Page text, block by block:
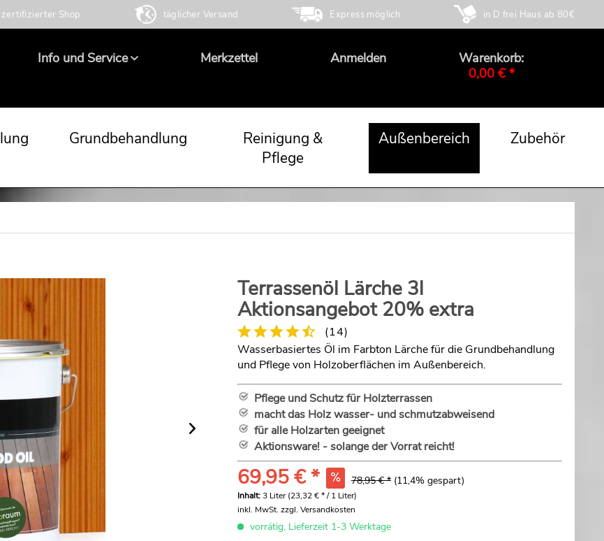
zertifizierter Shop täglicher Versand Express möglich in D frei Haus ab 80€
Info und Service Merkzettel Anmelden
Warenkorb:
0,00 € *
Grundbehandlung
Reinigung &
Pflege
Außenbereich Zubehör
Terrassenöl Lärche 3l
Aktionsangebot 20% extra
(14)
Wasserbasiertes Öl im Farbton Lärche für die Grundbehandlung
und Pflege von Holzoberflächen im Außenbereich.
Pflege und Schutz für Holzterrassen
macht das Holz wasser- und schmutzabweisend
für alle Holzarten geeignet
Aktionsware! - solange der Vorrat reicht!
69,95 € * 78,95 € * (11,4% gespart)
Inhalt:3 Liter (23,32 € * / 1 Liter)
inkl. MwSt. zzgl. Versandkosten
vorrätig, Lieferzeit 1-3 Werktage